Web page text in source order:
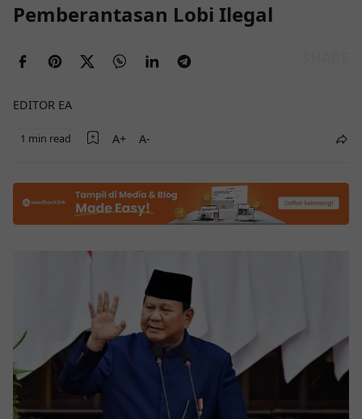
Pemberantasan Lobi Ilegal
EDITOR EA
1 min read